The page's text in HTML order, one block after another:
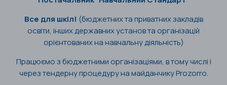
Все для шкіл! (бюджетних та приватних закладів
освіти, інших державних установ та організацій
орієнтованих на навчальну діяльність)
Працюємо з бюджетними організаціями, в тому числі і
через тендерну процедуру на майданчику Prozorro.